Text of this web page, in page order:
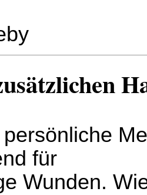
für
Wunden.